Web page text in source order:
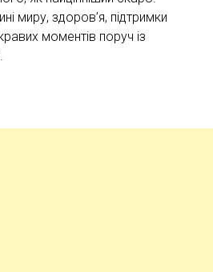
миру, здоров’я, підтримки
моментів поруч із